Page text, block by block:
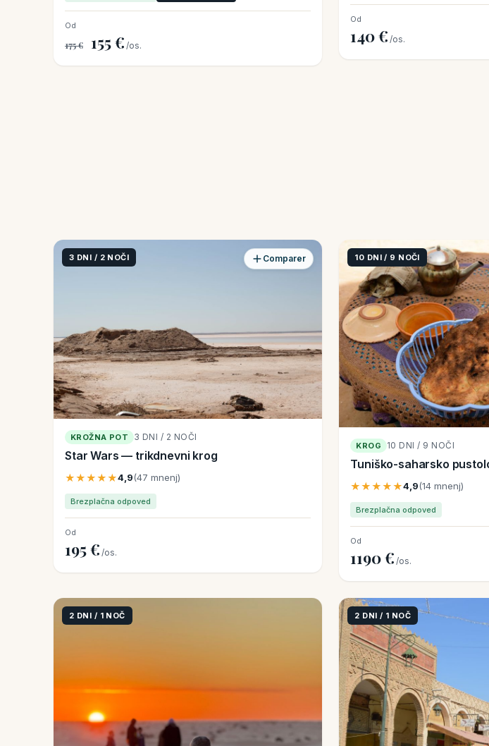
Od
175 € 155 € /os.
Od
140 € /os.
3 DNI / 2 NOČI
KROŽNA POT 3 DNI / 2 NOČI
Star Wars — trikdnevni krog
★★★★★4,9(47 mnenj)
Brezplačna odpoved
Od
195 € /os.
Comparer 10 DNI / 9 NOČI
KROG 10 DNI / 9 NOČI
Tuniško-saharsko
★★★★★4,9(14 mnenj)
Brezplačna odpoved
Od
1190 € /os.
2 DNI / 1 NOČ 2 DNI / 1 NOČ